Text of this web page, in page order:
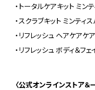
・トータルケアキット ミ
・スクラブキット ミンテ
・リフレッシュ ヘアケア
・リフレッシュ ボディ＆フ
〈公式オンラインストア＆